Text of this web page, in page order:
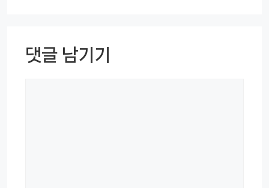
댓글 남기기